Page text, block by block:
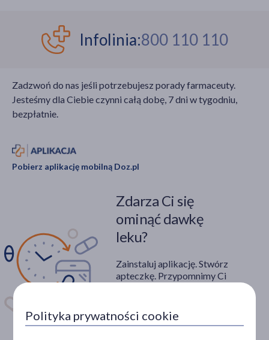
Infolinia:800 110 110
Zadzwoń do nas jeśli potrzebujesz porady farmaceuty.
Jesteśmy dla Ciebie czynni całą dobę, 7 dni w tygodniu,
bezpłatnie.
Pobierz aplikację mobilną Doz.pl
Zdarza Ci się
ominąć dawkę
leku?
Zainstaluj aplikację. Stwórz
apteczkę. Przypomnimy Ci
Polityka prywatności cookie